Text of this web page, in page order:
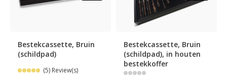
Bestekcassette, Bruin
(schildpad)
(5) Review(s)
Bestekcassette, Bruin
(schildpad), in houten
bestekkoffer